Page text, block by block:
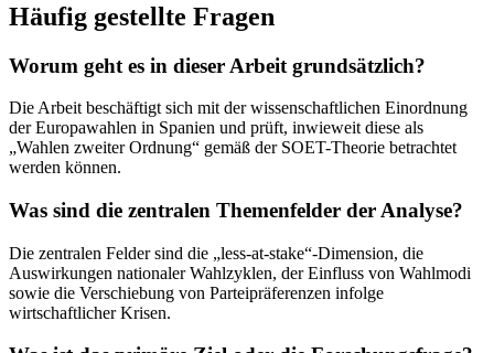
Häufig gestellte Fragen
Worum geht es in dieser Arbeit grundsätzlich?
Die Arbeit beschäftigt sich mit der wissenschaftlichen Einordnung
der Europawahlen in Spanien und prüft, inwieweit diese als
„Wahlen zweiter Ordnung“ gemäß der SOET-Theorie betrachtet
werden können.
Was sind die zentralen Themenfelder der Analyse?
Die zentralen Felder sind die „less-at-stake“-Dimension, die
Auswirkungen nationaler Wahlzyklen, der Einfluss von Wahlmodi
sowie die Verschiebung von Parteipräferenzen infolge
wirtschaftlicher Krisen.